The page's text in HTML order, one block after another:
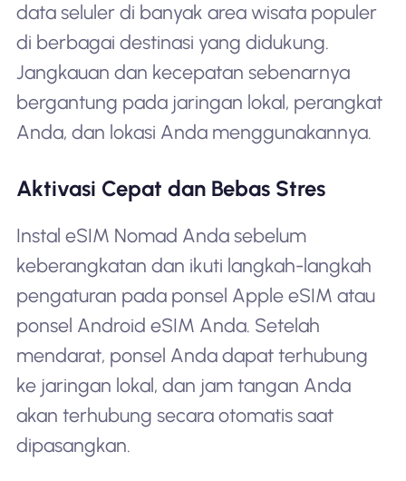
data seluler di banyak area wisata populer
di berbagai destinasi yang didukung.
Jangkauan dan kecepatan sebenarnya
bergantung pada jaringan lokal, perangkat
Anda, dan lokasi Anda menggunakannya.
Aktivasi Cepat dan Bebas Stres
Instal eSIM Nomad Anda sebelum
keberangkatan dan ikuti langkah-langkah
pengaturan pada ponsel Apple eSIM atau
ponsel Android eSIM Anda. Setelah
mendarat, ponsel Anda dapat terhubung
ke jaringan lokal, dan jam tangan Anda
akan terhubung secara otomatis saat
dipasangkan.